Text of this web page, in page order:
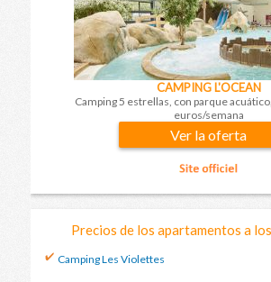
CAMPING L'OCEAN
Camping 5 estrellas, con parque
euros/semana
Ver la oferta
Precios de los apartamentos a
Camping Les Violettes